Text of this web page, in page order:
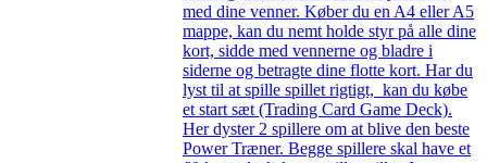
med dine venner. Køber du en A4 eller A5
mappe, kan du nemt holde styr på alle dine
kort, sidde med vennerne og bladre i
siderne og betragte dine flotte kort. Har du
lyst til at spille spillet rigtigt, kan du købe
et start sæt (Trading Card Game Deck).
Her dyster 2 spillere om at blive den beste
Power Træner. Begge spillere skal have et